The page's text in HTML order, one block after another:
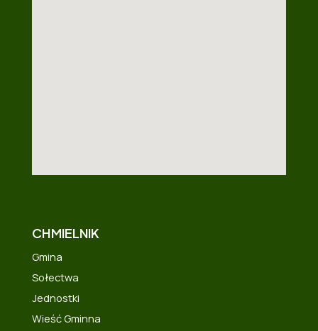
CHMIELNIK
Gmina
Sołectwa
Jednostki
Wieść Gminna